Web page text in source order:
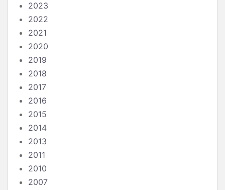
2023
2022
2021
2020
2019
2018
2017
2016
2015
2014
2013
2011
2010
2007